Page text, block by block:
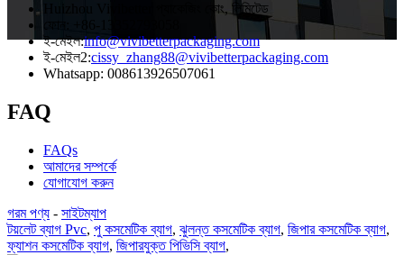
Huizhou Vivibetter প্যাকেজিং কোং, লিমিটেড
ই-মেইল:info@vivibetterpackaging.com
ই-মেইল2:cissy_zhang88@vivibetterpackaging.com
Whatsapp: 008613926507061
FAQ
FAQs
আমাদের সম্পর্কে
যোগাযোগ করুন
গরম পণ্য - সাইটম্যাপ
টয়লেট ব্যাগ Pvc, পু কসমেটিক ব্যাগ, ঝুলন্ত কসমেটিক ব্যাগ, জিপার কসমেটিক ব্যাগ,
ফ্যাশন কসমেটিক ব্যাগ, জিপারযুক্ত পিভিসি ব্যাগ,